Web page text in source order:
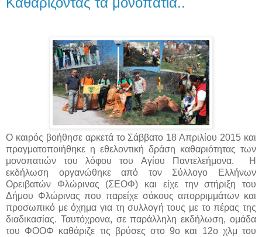
Ο καιρός βοήθησε αρκετά το Σάββατο 18 Απριλίου 2015 και
πραγματοποιήθηκε η εθελοντική δράση καθαριότητας των
μονοπατιών του λόφου του Αγίου Παντελεήμονα. Η
εκδήλωση οργανώθηκε από τον Σύλλογο Ελλήνων
Ορειβατών Φλώρινας (ΣΕΟΦ) και είχε την στήριξη του
Δήμου Φλώρινας που παρείχε σάκους απορριμμάτων και
προσωπικό με όχημα για τη συλλογή τους με το πέρας της
διαδικασίας. Ταυτόχρονα, σε παράλληλη εκδήλωση, ομάδα
του ΦΟΟΦ καθάριζε τις βρύσες στο 9ο και 12ο χλμ του